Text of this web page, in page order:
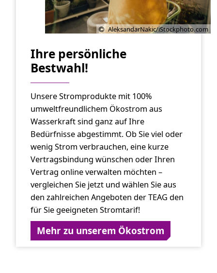
AleksandarNakic/iStockphoto.com
Ihre persönliche
Bestwahl!
Unsere Stromprodukte mit 100%
umweltfreundlichem Ökostrom aus
Wasserkraft sind ganz auf Ihre
Bedürfnisse abgestimmt. Ob Sie viel oder
wenig Strom verbrauchen, eine kurze
Vertragsbindung wünschen oder Ihren
Vertrag online verwalten möchten –
vergleichen Sie jetzt und wählen Sie aus
den zahlreichen Angeboten der TEAG den
für Sie geeigneten Stromtarif!
Mehr zu unserem Ökostrom